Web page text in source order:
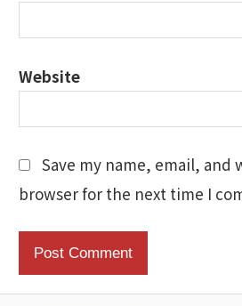
Website
Save my name, email, and
browser for the next time I